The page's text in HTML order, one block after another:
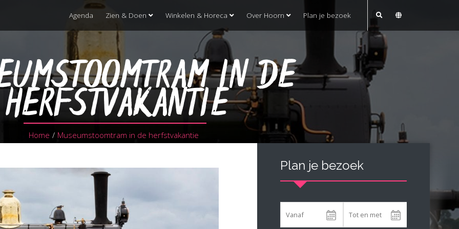
Agenda Zien & Doen Winkelen & Horeca Over Hoorn Plan je bezoek
IN DE
HERFSTVAKANTIE
Home / Museumstoomtram in de herfstvakantie
Plan je bezoek